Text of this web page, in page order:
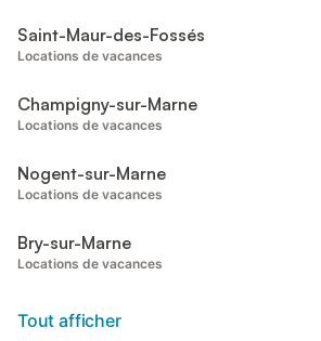
Saint-Maur-des-Fossés
Locations de vacances
Champigny-sur-Marne
Locations de vacances
Nogent-sur-Marne
Locations de vacances
Bry-sur-Marne
Locations de vacances
Tout afficher